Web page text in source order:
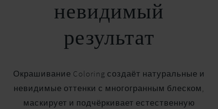
невидимый
результат
Окрашивание Coloring создаёт натуральные и
невидимые оттенки с многогранным блеском,
маскирует и подчёркивает естественную